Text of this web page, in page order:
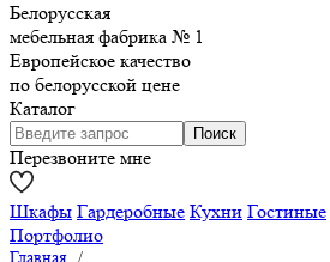
Белорусская
мебельная фабрика № 1
Европейское качество
по белорусской цене
Каталог
Перезвоните мне
Шкафы Гардеробные Кухни Гостиные
Портфолио
Главная /